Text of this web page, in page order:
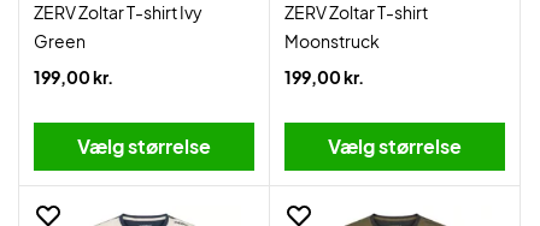
ZERV Zoltar T-shirt Ivy
Green
199,00 kr.
Vælg størrelse
ZERV Zoltar T-shirt
Moonstruck
199,00 kr.
Vælg størrelse